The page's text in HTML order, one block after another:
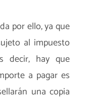
por ello, ya que
al impuesto
decir, hay que
a pagar es
una copia